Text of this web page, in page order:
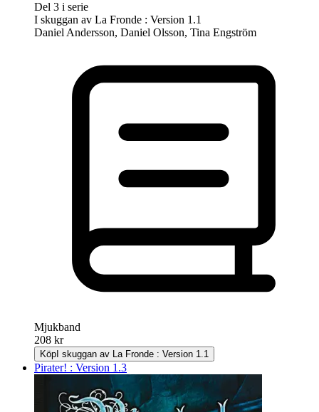
Del 3 i serie
I skuggan av La Fronde : Version 1.1
Daniel Andersson, Daniel Olsson, Tina Engström
Mjukband
208 kr
Köp I skuggan av La Fronde : Version 1.1
Pirater! : Version 1.3